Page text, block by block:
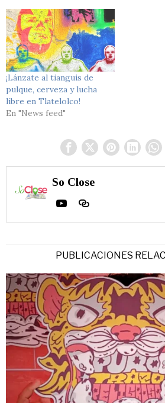
¡Lánzate al tianguis de
pulque, cerveza y lucha
libre en Tlatelolco!
En "News feed"
So Close
PUBLICACIONES